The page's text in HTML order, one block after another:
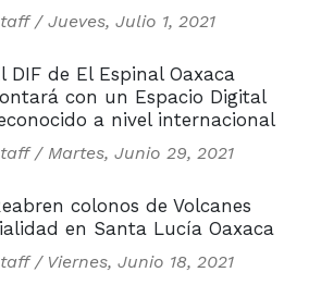
/ Jueves, Julio 1, 2021
DIF de El Espinal Oaxaca
con un Espacio Digital
a nivel internacional
/ Martes, Junio 29, 2021
colonos de Volcanes
en Santa Lucía Oaxaca
/ Viernes, Junio 18, 2021